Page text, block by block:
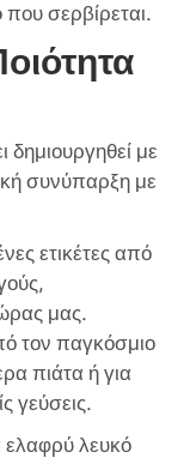
που σερβίρεται.
δημιουργηθεί με
συνύπαρξη με
ετικέτες από
μας.
τον παγκόσμιο
πιάτα ή για
γεύσεις.
ελαφρύ λευκό